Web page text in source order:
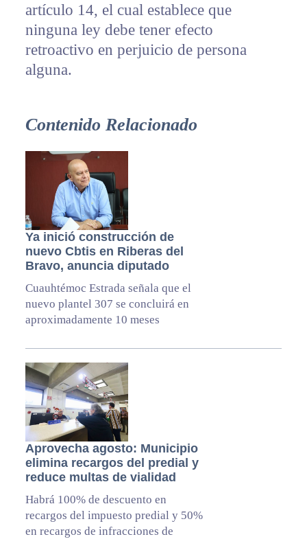
artículo 14, el cual establece que
ninguna ley debe tener efecto
retroactivo en perjuicio de persona
alguna.
Contenido Relacionado
Ya inició construcción de
nuevo Cbtis en Riberas del
Bravo, anuncia diputado
Cuauhtémoc Estrada señala que el
nuevo plantel 307 se concluirá en
aproximadamente 10 meses
Aprovecha agosto: Municipio
elimina recargos del predial y
reduce multas de vialidad
Habrá 100% de descuento en
recargos del impuesto predial y 50%
en recargos de infracciones de